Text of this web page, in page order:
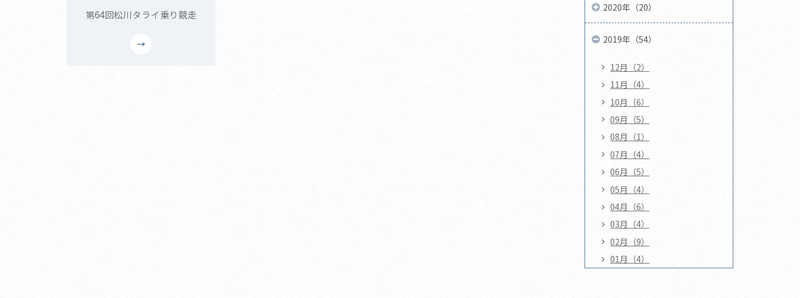
第64回松川タライ乗り競走
2020年（20）
2019年（54）
12月（2）
11月（4）
10月（6）
09月（5）
08月（1）
07月（4）
06月（5）
05月（4）
04月（6）
03月（4）
02月（9）
01月（4）